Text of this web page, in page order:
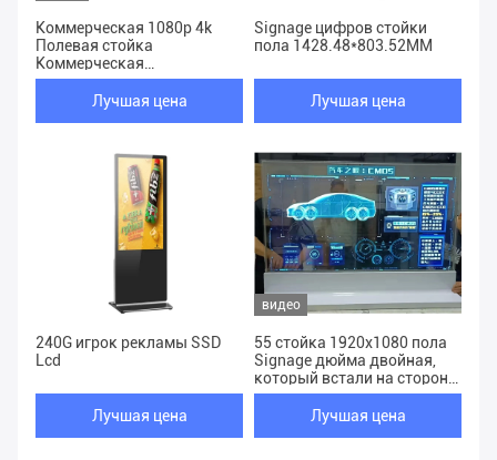
Коммерческая 1080p 4k
Полевая стойка
Коммерческая
двусторонняя OLED
Цифровые вывески лобби
Лучшая цена
Signage цифров стойки
пола 1428.48*803.52MM
Лучшая цена
240G игрок рекламы SSD
Lcd
Лучшая цена
видео
55 стойка 1920x1080 пола
Signage дюйма двойная,
который встали на сторону
OLED цифров
Лучшая цена